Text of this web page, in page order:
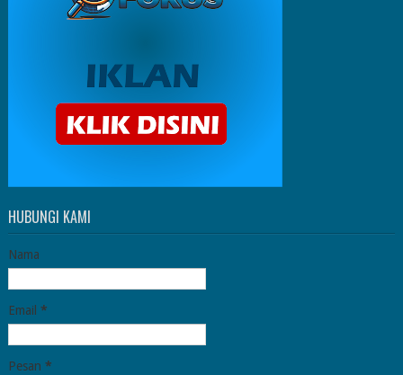
HUBUNGI KAMI
Nama
Email *
Pesan *